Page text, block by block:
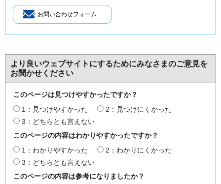
より良いウェブサイトにするためにみなさまのご意見を
お聞かせください
このページは見つけやすかったですか？
1：見つけやすかった
2：見つけにくかった
3：どちらとも言えない
このページの内容はわかりやすかったですか？
1：わかりやすかった
2：わかりにくかった
3：どちらとも言えない
このページの内容は参考になりましたか？